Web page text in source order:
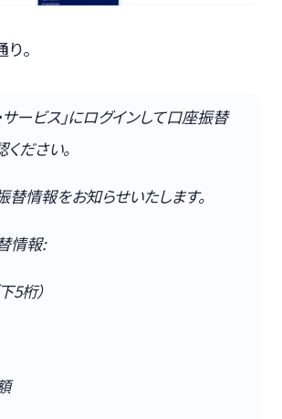
。
サービス」にログインして口座振替
ださい。
情報をお知らせいたします。
情報:
5桁）